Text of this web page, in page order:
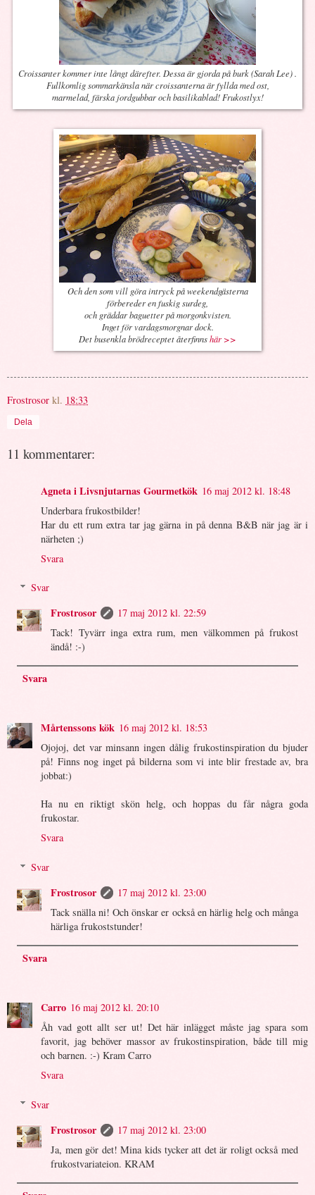
Croissanter kommer inte långt därefter. Dessa är gjorda på burk (Sarah Lee) .
Fullkomlig sommarkänsla när croissanterna är fyllda med ost,
marmelad, färska jordgubbar och basilikablad! Frukostlyx!
Och den som vill göra intryck på weekendgästerna
förbereder en fuskig surdeg,
och gräddar baguetter på morgonkvisten.
Inget för vardagsmorgnar dock.
Det busenkla brödreceptet återfinnshär >>
Frostrosor kl. 18:33
Dela
11 kommentarer:
Agneta i Livsnjutarnas Gourmetkök 16 maj 2012 kl. 18:48
Underbara frukostbilder!
Har du ett rum extra tar jag gärna in på denna B&B när jag är i
närheten ;)
Svara
Svar
Frostrosor
17 maj 2012 kl. 22:59
Tack! Tyvärr inga extra rum, men välkommen på frukost
ändå! :-)
Svara
Mårtenssons kök 16 maj 2012 kl. 18:53
Ojojoj, det var minsann ingen dålig frukostinspiration du bjuder
på! Finns nog inget på bilderna som vi inte blir frestade av, bra
jobbat:)
Ha nu en riktigt skön helg, och hoppas du får några goda
frukostar.
Svara
Svar
Frostrosor
17 maj 2012 kl. 23:00
Tack snälla ni! Och önskar er också en härlig helg och många
härliga frukoststunder!
Svara
Carro 16 maj 2012 kl. 20:10
Åh vad gott allt ser ut! Det här inlägget måste jag spara som
favorit, jag behöver massor av frukostinspiration, både till mig
och barnen. :-) Kram Carro
Svara
Svar
Frostrosor
17 maj 2012 kl. 23:00
Ja, men gör det! Mina kids tycker att det är roligt också med
frukostvariateion. KRAM